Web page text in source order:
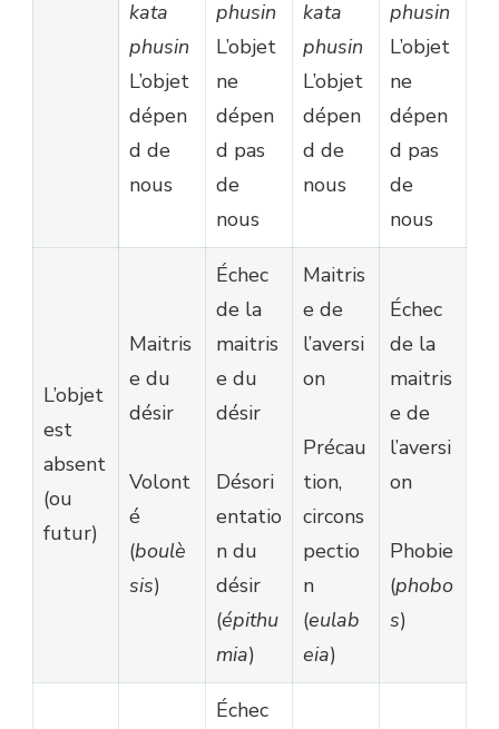
kata
phusin
L’objet
dépen
d de
nous
phusin
L’objet
ne
dépen
d pas
de
nous
kata
phusin
L’objet
dépen
d de
nous
phusin
L’objet
ne
dépen
d pas
de
nous
L’objet
est
absent
(ou
futur)
Maitris
e du
désir
Volont
é
(boulè
sis)
Échec
de la
maitris
e du
désir
Désori
entatio
n du
désir
(épithu
mia)
Maitris
e de
l’aversi
on
Précau
tion,
circons
pectio
n
(eulab
eia)
Échec
de la
maitris
e de
l’aversi
on
Phobie
(phobo
s)
Échec